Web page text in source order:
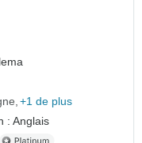
+1 de plus
: Anglais